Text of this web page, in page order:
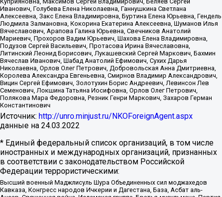
Иванович, Голубева Елена Николаевна, Ганнушкина Светлана
Алексеевна, Закс Елена Владимировна, Буртина Елена Юрьевна, Гендель
Людмила Залмановна, Кокорина Екатерина Алексеевна, Шуманов Илья
Вячеславович, Арапова Галина Юрьевна, Свечников Анатолий
Мариевич, Прохоров Вадим Юрьевич, Шахова Елена Владимировна,
Подузов Сергей Васильевич, Протасова Ирина Вячеславовна,
Литинский Леонид Борисович, Лукашевский Сергей Маркович, Бахмин
Вячеслав Иванович, Шабад Анатолий Ефимович, Сухих Дарья
Николаевна, Орлов Олег Петрович, Добровольская Анна Дмитриевна,
Королева Александра Евгеньевна, Смирнов Владимир Александрович,
Вицин Сергей Ефимович, Золотухин Борис Андреевич, Левинсон Лев
Семенович, Локшина Татьяна Иосифовна, Орлов Олег Петрович,
Полякова Мара Федоровна, Резник Генри Маркович, Захаров Герман
Константинович
Источник: http://unro.minjust.ru/NKOForeignAgent.aspx
данные на 24.03.2022
* Единый федеральный список организаций, в том числе
иностранных и международных организаций, признанных
в соответствии с законодательством Российской
Федерации террористическими:
Высший военный Маджлисуль Шура Объединенных сил моджахедов
Кавказа, Конгресс народов Ичкерии и Дагестана, База, Асбат аль-